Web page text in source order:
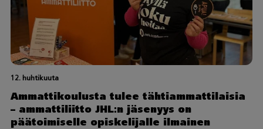
12. huhtikuuta
Ammattikoulusta tulee tähtiammattilaisia
– ammattiliitto JHL:n jäsenyys on
päätoimiselle opiskelijalle ilmainen